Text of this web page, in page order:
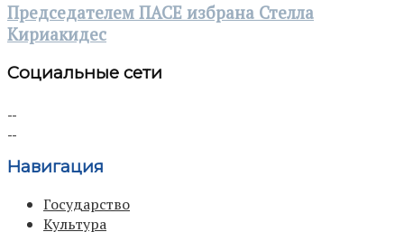
Председателем ПАСЕ избрана Стелла
Кириакидес
Социальные сети
Навигация
Государство
Культура